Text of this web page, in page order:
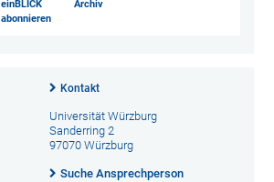
einBLICK
abonnieren
Archiv
Kontakt
Universität Würzburg
Sanderring 2
97070 Würzburg
Suche Ansprechperson